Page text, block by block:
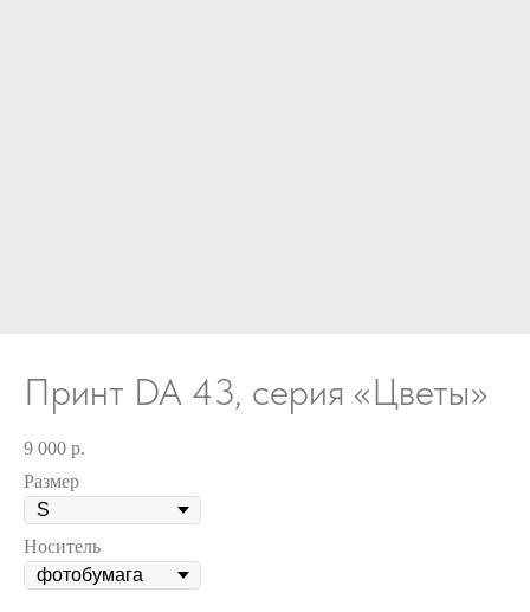
Принт DA 43, серия «Цветы»
9 000 р.
Размер
Носитель